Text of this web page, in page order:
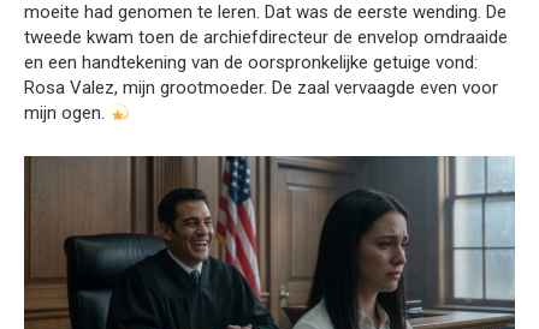
moeite had genomen te leren. Dat was de eerste wending. De
tweede kwam toen de archiefdirecteur de envelop omdraaide
en een handtekening van de oorspronkelijke getuige vond:
Rosa Valez, mijn grootmoeder. De zaal vervaagde even voor
mijn ogen.